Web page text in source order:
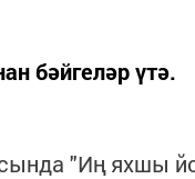
бәйгеләр үтә.
"Иң яхшы